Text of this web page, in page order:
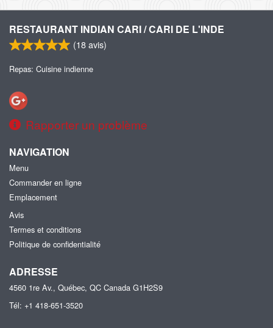
RESTAURANT INDIAN CARI / CARI DE L'INDE
(18avis)
Repas: Cuisine indienne
Rapporter un problème
NAVIGATION
Menu
Commander en ligne
Emplacement
Avis
Termes et conditions
Politique de confidentialité
ADRESSE
4560 1re Av., Québec, QC Canada G1H2S9
Tél: +1 418-651-3520